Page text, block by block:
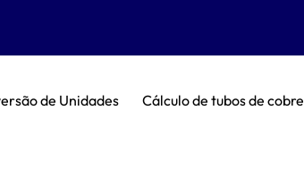
de Unidades Cálculo de tubos de cobre